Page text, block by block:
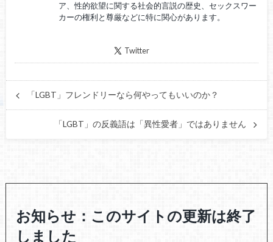
ア、性的欲望に関する社会的言説の歴史、セックスワー
カーの権利と尊厳などに特に関心があります。
Twitter
「LGBT」フレンドリーなら何やってもいいのか？
「LGBT」の反義語は「異性愛者」ではありません
お知らせ：このサイトの更新は終了
しました